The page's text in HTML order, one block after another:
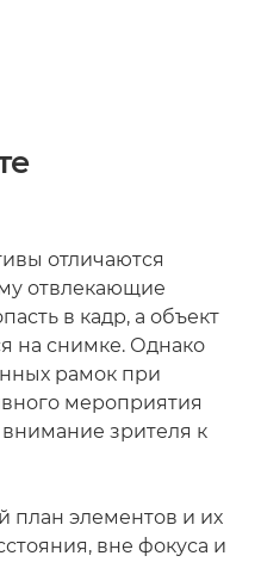
отличаются
отвлекающие
в кадр, а объект
на снимке. Однако
рамок при
мероприятия
зрителя к
план элементов и их
вне фокуса и